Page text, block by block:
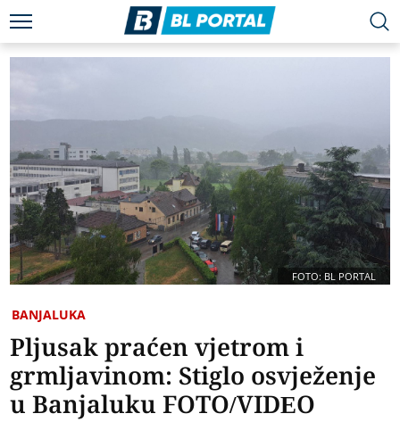
FOTO: BL PORTAL
BANJALUKA
Pljusak praćen vjetrom i
grmljavinom: Stiglo osvježenje
u Banjaluku FOTO/VIDEO